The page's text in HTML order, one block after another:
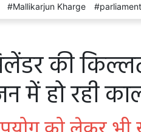
Mallikarjun Kharge
की
में हो रही
को लेकर भी